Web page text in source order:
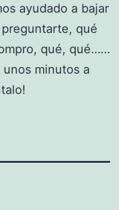
ayudado a bajar
qué
qué, qué……
minutos a